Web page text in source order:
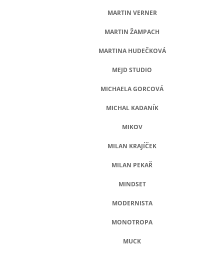
MARTIN VERNER
MARTIN ŽAMPACH
MARTINA HUDEČKOVÁ
MEJD STUDIO
MICHAELA GORCOVÁ
MICHAL KADANÍK
MIKOV
MILAN KRAJÍČEK
MILAN PEKAŘ
MINDSET
MODERNISTA
MONOTROPA
MUCK